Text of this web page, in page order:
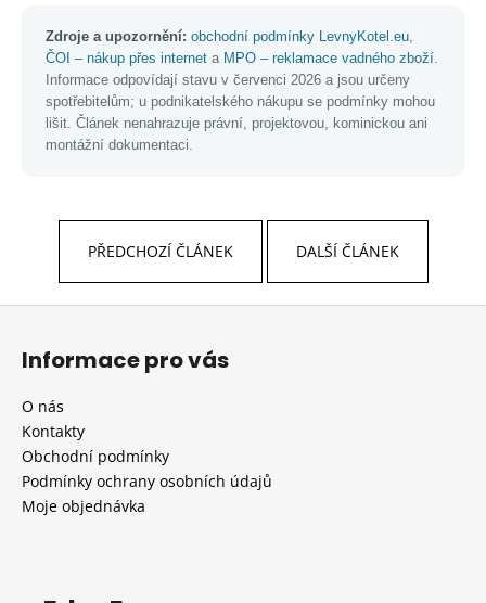
Zdroje a upozornění: obchodní podmínky LevnyKotel.eu
ČOI – nákup přes internet a MPO – reklamace vadného zboží
Informace odpovídají stavu v červenci 2026 a jsou určeny
spotřebitelům; u podnikatelského nákupu se podmínky mohou
lišit. Článek nenahrazuje právní, projektovou, kominickou ani
montážní dokumentaci.
PŘEDCHOZÍ ČLÁNEK DALŠÍ ČLÁNEK
Z
Informace pro vás
O nás
Kontakty
Obchodní podmínky
Podmínky ochrany osobních údajů
Moje objednávka